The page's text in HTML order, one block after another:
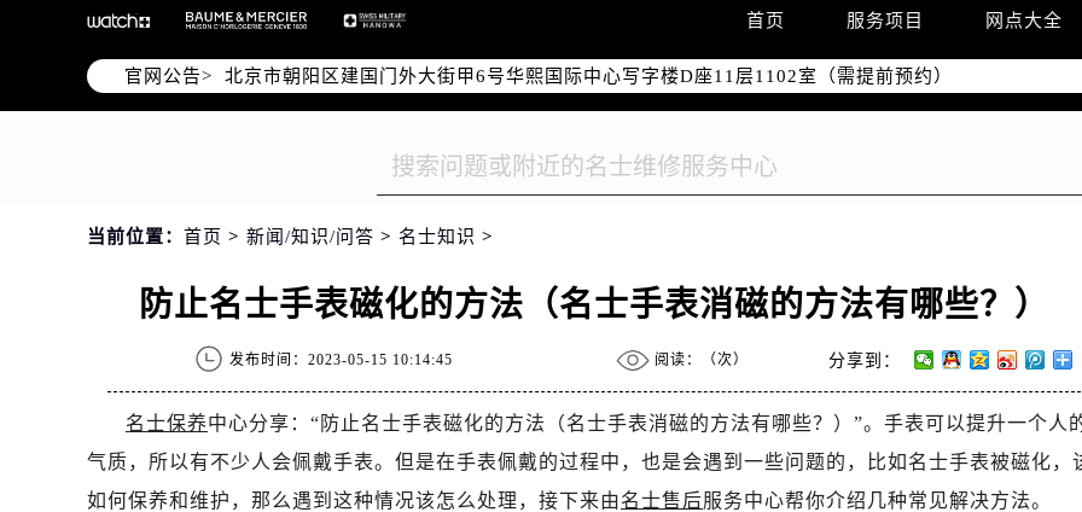
首页 服务项目 网点大全
官网公告>
北京市东城区东长安街1号东方广场写字楼W3座6层602室（需提前预约）
天津市和平区赤峰道136号天津国际金融中心写字楼26层2603室（需提前预约）
上海市徐汇区虹桥路3号港汇中心写字楼2座37层3705室（需提前预约）
南京市秦淮区中山南路1号（新街口）南京中心写字楼22层C1-1室（需提前预约）
徐州市鼓楼区淮海东路29号苏宁广场IFC国际金融中心写字楼35层3508室（需提前预约）
扬州市邗江区国展路29号星耀天地写字楼1号楼18层1803室（需提前预约）
盐城市盐都区世纪大道5号盐城金融城写字楼1号楼16层1604室（需提前预约）
泰州市海陵区永定东路399号置地商务中心东塔写字楼（华润万象城）17层1706室（需提前预约）
杭州市上城区钱江路1366号华润大厦写字楼A座5层503-5室（需提前预约）
金华市金东区东市南街777号金华万达广场写字楼4号楼22层2209室（需提前预约）
绍兴市越城区胜利东路379号世茂天际中心写字楼8层805室（需提前预约）
当前位置： 首页 > 新闻/知识/问答 > 名士知识 >
防止名士手表磁化的方法（名士手表消磁的方法有哪些？）
发布时间：2023-05-15 10:14:45 阅读：（次） 分享到：
名士保养中心分享：“防止名士手表磁化的方法（名士手表消磁的方法有哪些？）”。手表可以提升一个人
气质，所以有不少人会佩戴手表。但是在手表佩戴的过程中，也是会遇到一些问题的，比如名士手表被磁化，
如何保养和维护，那么遇到这种情况该怎么处理，接下来由名士售后服务中心帮你介绍几种常见解决方法。